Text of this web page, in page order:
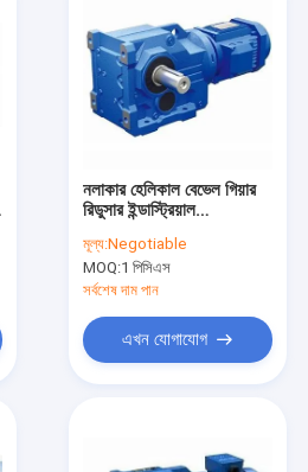
নলাকার হেলিকাল বেভেল গিয়ার
রিডুসার ইন্ডাস্ট্রিয়াল
মূল্য:Negotiable
MOQ:1 পিসিএস
সর্বশেষ দাম পান
এখন যোগাযোগ